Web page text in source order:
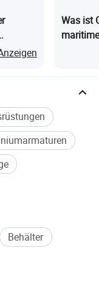
Was ist
Behälter